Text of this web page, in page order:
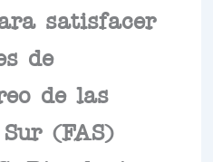
satisfacer
de
de las
(FAS)